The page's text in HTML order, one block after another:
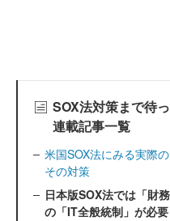
SOX法対策まで待
連載記事一覧
米国SOX法にみる実際
その対策
日本版SOX法では「財
の「IT全般統制」が必要